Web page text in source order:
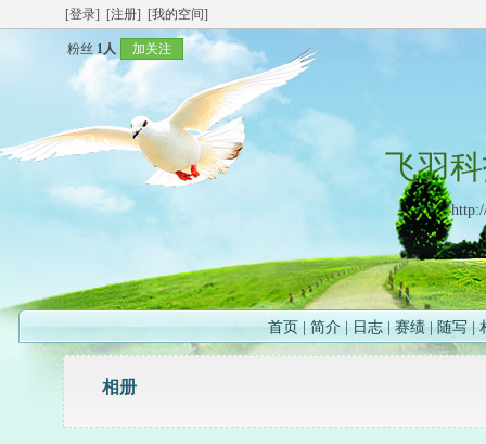
[登录] [注册] [我的空间]
粉丝 1人 加关注
飞羽
首页 简介| 日志| 赛绩|随写|
相册